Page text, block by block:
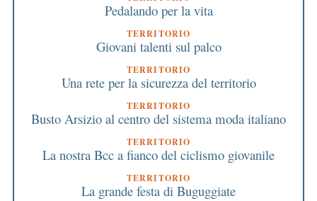
Pedalando per la vita
TERRITORIO
Giovani talenti sul palco
TERRITORIO
Una rete per la sicurezza del territorio
TERRITORIO
Busto Arsizio al centro del sistema moda italiano
TERRITORIO
La nostra Bcc a fianco del ciclismo giovanile
TERRITORIO
La grande festa di Buguggiate